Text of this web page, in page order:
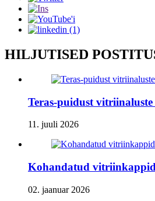
HILJUTISED
Teras-puidust
11. juuli 2026
Kohandatud
02. jaanuar 2026